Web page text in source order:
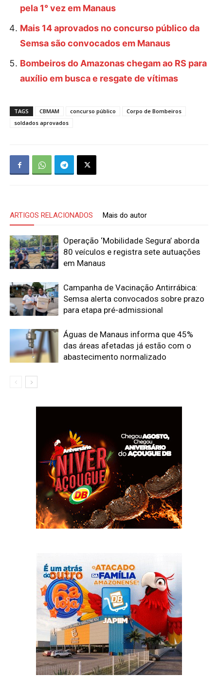
pela 1° vez em Manaus
Mais 14 aprovados no concurso público da
Semsa são convocados em Manaus
Bombeiros do Amazonas chegam ao RS para
auxílio em busca e resgate de vítimas
TAGS CBMAM concurso público
Corpo de Bombeiros
soldados aprovados
ARTIGOS RELACIONADOS Mais do autor
Operação ‘Mobilidade Segura’ aborda
80 veículos e registra sete autuações
em Manaus
Campanha de Vacinação Antirrábica:
Semsa alerta convocados sobre prazo
para etapa pré-admissional
Águas de Manaus informa que 45%
das áreas afetadas já estão com o
abastecimento normalizado